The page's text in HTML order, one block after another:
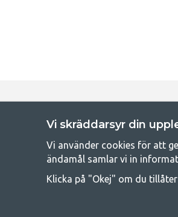
Att campa kan antingen vara en
råd med att campa så
Vi skräddarsyr din
Vi använder cookies för att
ändamål samlar vi in
Klicka på "Okej" om du